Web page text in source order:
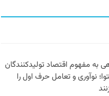
به مفهوم اقتصاد تولیدکنندگان
نوآوری و تعامل حرف اول را